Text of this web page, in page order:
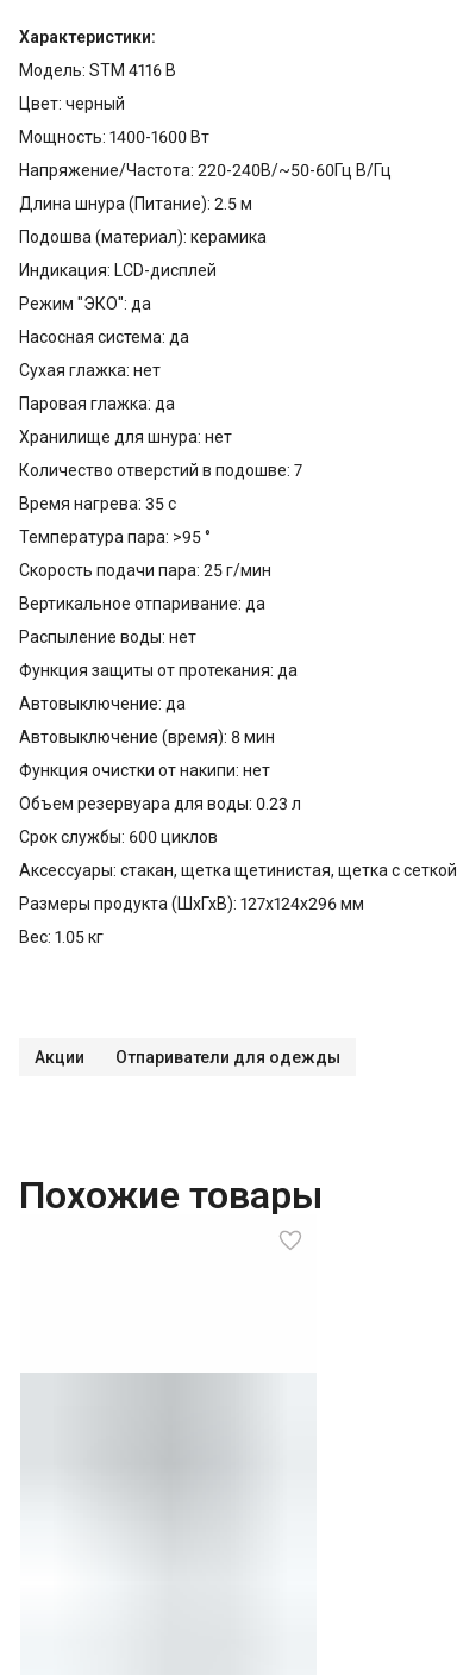
Характеристики:
Модель: STM 4116 B
Цвет: черный
Мощность: 1400-1600 Вт
Напряжение/Частота: 220-240В/~50-60Гц В/Гц
Длина шнура (Питание): 2.5 м
Подошва (материал): керамика
Индикация: LCD-дисплей
Режим "ЭКО": да
Насосная система: да
Сухая глажка: нет
Паровая глажка: да
Хранилище для шнура: нет
Количество отверстий в подошве: 7
Время нагрева: 35 с
Температура пара: >95 °
Скорость подачи пара: 25 г/мин
Вертикальное отпаривание: да
Распыление воды: нет
Функция защиты от протекания: да
Автовыключение: да
Автовыключение (время): 8 мин
Функция очистки от накипи: нет
Объем резервуара для воды: 0.23 л
Срок службы: 600 циклов
Аксессуары: стакан, щетка щетинистая, щетка с сеткой
Размеры продукта (ШхГхВ): 127x124x296 мм
Вес: 1.05 кг
Акции Отпариватели для одежды
Похожие товары